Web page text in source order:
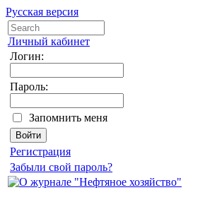
Русская версия
Личный кабинет
Логин:
Пароль:
Запомнить меня
Регистрация
Забыли свой пароль?